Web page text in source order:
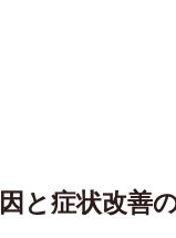
と症状改善